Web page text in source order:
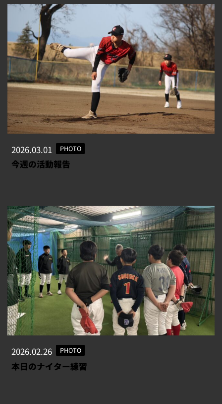
2026.03.01 PHOTO
今週の活動報告
2026.02.26 PHOTO
本日のナイター練習